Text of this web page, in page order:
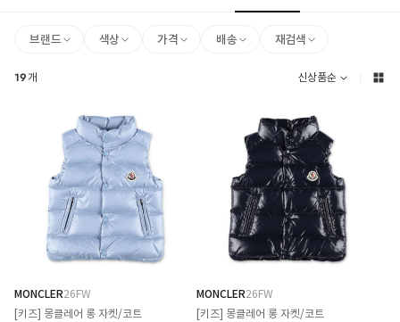
브랜드 색상 가격 배송 재검색
19개 신상품순
MONCLER26FW
[키즈] 몽클레어 롱 자켓/코트
MONCLER26FW
[키즈] 몽클레어 롱 자켓/코트